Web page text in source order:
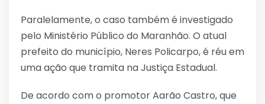
Paralelamente, o caso também é investigado
pelo Ministério Público do Maranhão. O atual
prefeito do município, Neres Policarpo, é réu em
uma ação que tramita na Justiça Estadual.
De acordo com o promotor Aarão Castro, que